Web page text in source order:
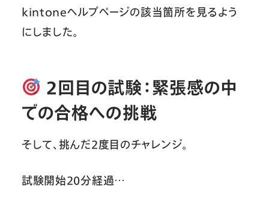
kintoneヘルプページの該当箇所を見るよう
にしました。
2回目の試験：緊張感の中
での合格への挑戦
そして、挑んだ2度目のチャレンジ。
試験開始20分経過…